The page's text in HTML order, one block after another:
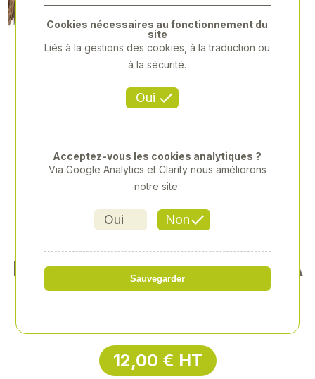
Previous
BALAI CANTONNIER PIASSA
VA 40 CM
12,00 € HT
Oui
Cookies nécessaires au fonctionnement du
site
Liés à la gestions des cookies, à la traduction ou
à la sécurité.
Oui Non
Acceptez-vous les cookies analytiques ?
Via Google Analytics et Clarity nous améliorons
notre site.
Sauvegarder